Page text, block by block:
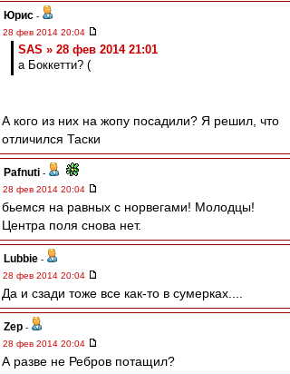
Юрис -
28 фев 2014 20:04
SAS » 28 фев 2014 21:01
а Боккетти? (
А кого из них на жопу посадили? Я решил, что
отличился Таски
Pafnuti -
28 фев 2014 20:04
бьемся на равных с норвегами! Молодцы!
Центра поля снова нет.
Lubbie -
28 фев 2014 20:04
Да и сзади тоже все как-то в сумерках....
Zep -
28 фев 2014 20:04
А разве не Ребров потащил?